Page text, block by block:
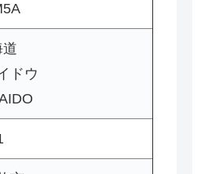
ドウ